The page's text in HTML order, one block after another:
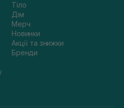
Тіло
Дім
Мерч
Новинки
Акції та знижки
Бренди